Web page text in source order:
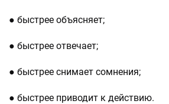
● быстрее объясняет;
● быстрее отвечает;
● быстрее снимает сомнения;
● быстрее приводит к действию.